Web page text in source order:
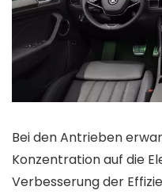
Bei den Antrieben
Konzentration auf die
Verbesserung der